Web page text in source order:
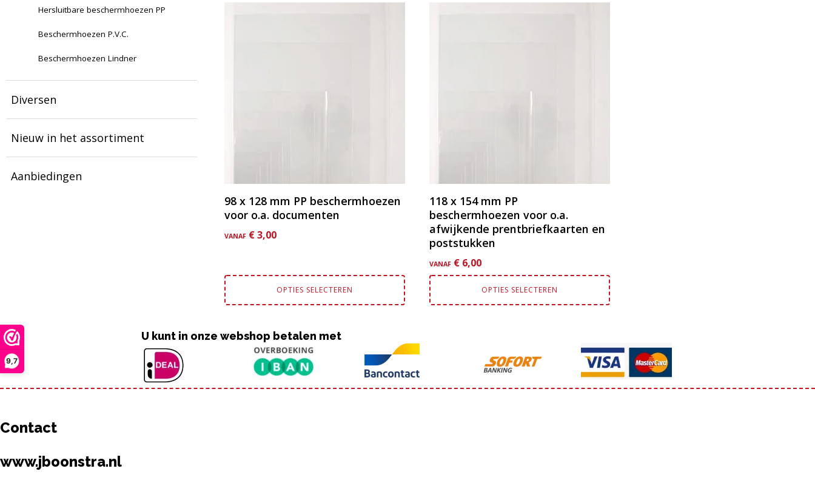
9,7
Hersluitbare beschermhoezen PP
Beschermhoezen P.V.C.
Beschermhoezen Lindner
Diversen
Nieuw in het assortiment
Aanbiedingen
98 x 128 mm PP beschermhoezen
voor o.a. documenten
VANAF €3,00
OPTIES SELECTEREN
de
productpagina
118 x 154 mm PP
beschermhoezen voor o.a.
afwijkende prentbriefkaarten en
poststukken
VANAF €6,00
OPTIES SELECTEREN
de
productpagina
U kunt in onze webshop betalen met
Contact
www.jboonstra.nl